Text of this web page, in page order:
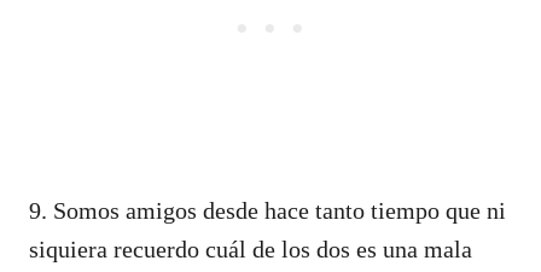
9. Somos amigos desde hace tanto tiempo que ni
siquiera recuerdo cuál de los dos es una mala